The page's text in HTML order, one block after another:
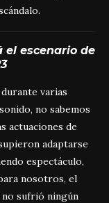
el escenario de
varias
no sabemos
actuaciones de
adaptarse
espectáculo,
nosotros, el
no sufrió ningún